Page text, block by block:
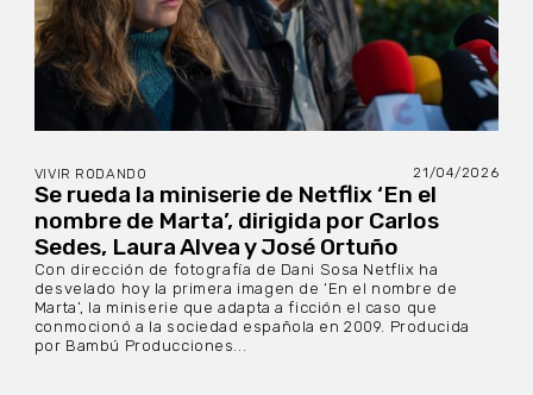
VIVIR RODANDO 21/04/2026
Se rueda la miniserie de Netflix ‘En el
nombre de Marta’, dirigida por Carlos
Sedes, Laura Alvea y José Ortuño
Con dirección de fotografía de Dani Sosa Netflix ha
desvelado hoy la primera imagen de ‘En el nombre de
Marta’, la miniserie que adapta a ficción el caso que
conmocionó a la sociedad española en 2009. Producida
por Bambú Producciones...